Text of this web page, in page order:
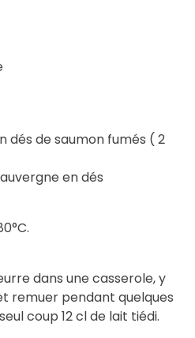
dés de saumon fumés ( 2
en dés
dans une casserole, y
remuer pendant quelques
coup 12 cl de lait tiédi.